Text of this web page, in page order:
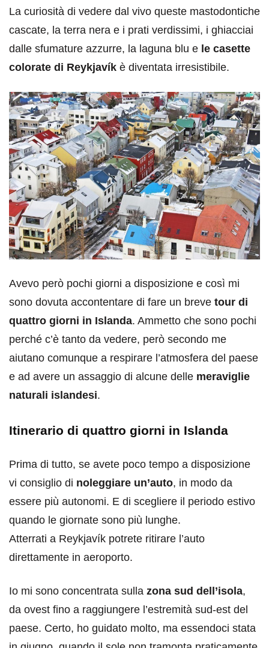
La curiosità di vedere dal vivo queste mastodontiche
cascate, la terra nera e i prati verdissimi, i ghiacciai
dalle sfumature azzurre, la laguna blu e le casette
colorate di Reykjavík è diventata irresistibile.
Avevo però pochi giorni a disposizione e così mi
sono dovuta accontentare di fare un breve tour di
quattro giorni in Islanda. Ammetto che sono pochi
perché c’è tanto da vedere, però secondo me
aiutano comunque a respirare l’atmosfera del paese
e ad avere un assaggio di alcune delle meraviglie
naturali islandesi.
Itinerario di quattro giorni in Islanda
Prima di tutto, se avete poco tempo a disposizione
vi consiglio di noleggiare un’auto, in modo da
essere più autonomi. E di scegliere il periodo estivo
quando le giornate sono più lunghe.
Atterrati a Reykjavík potrete ritirare l’auto
direttamente in aeroporto.
Io mi sono concentrata sulla zona sud dell’isola,
da ovest fino a raggiungere l’estremità sud-est del
paese. Certo, ho guidato molto, ma essendoci stata